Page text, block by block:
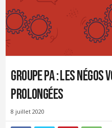
Groupe PA : les
prolongées
8 juillet 2020